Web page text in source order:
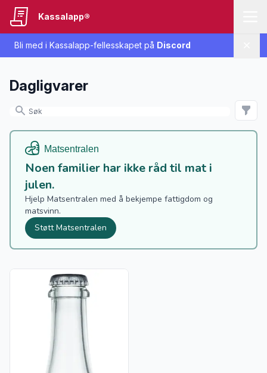
Bli med i Kassalapp-fellesskapet på Discord
Kassalapp®
Dagligvarer
Noen familier har ikke råd til mat i
julen.
Hjelp Matsentralen med å bekjempe fattigdom og
matsvinn.
Støtt Matsentralen
Vis flere detaljer for produktet "Frisider Granskudd,